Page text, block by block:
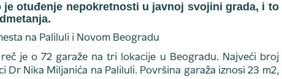
je otuđenje nepokretnosti u javnoj svojini grada, i to
je o 72 garaže na tri lokacije u Beogradu. Najveći broj
Dr Nika Miljanića na Paliluli. Površina garaža iznosi 23 m2,